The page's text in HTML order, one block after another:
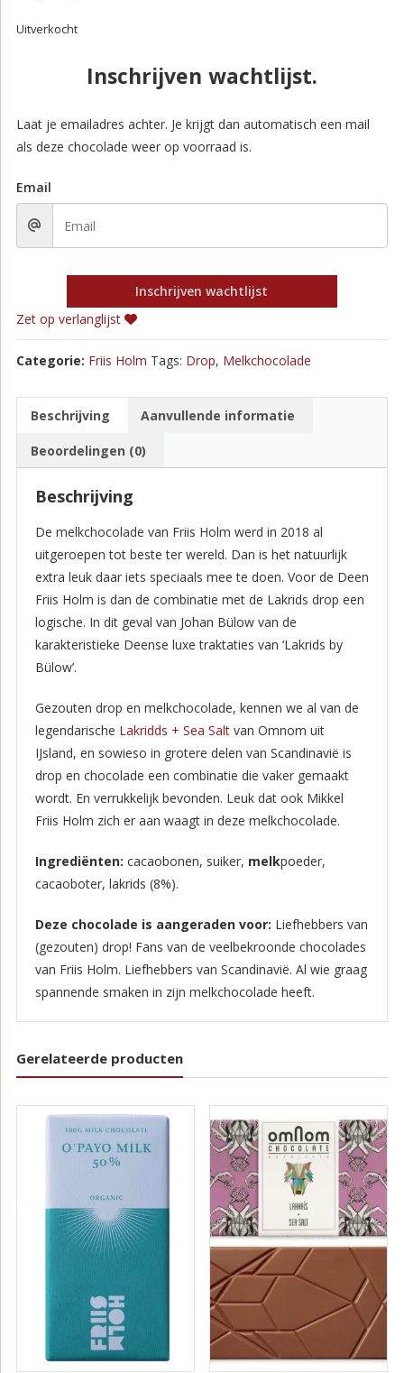
Uitverkocht
Inschrijven wachtlijst.
Laat je emailadres achter. Je krijgt dan automatisch een mail
als deze chocolade weer op voorraad is.
Email
Inschrijven wachtlijst
Zet op verlanglijst
Categorie: Friis Holm Tags: Drop, Melkchocolade
Beschrijving Aanvullende informatie
Beoordelingen (0)
Beschrijving
De melkchocolade van Friis Holm werd in 2018 al
uitgeroepen tot beste ter wereld. Dan is het natuurlijk
extra leuk daar iets speciaals mee te doen. Voor de Deen
Friis Holm is dan de combinatie met de Lakrids drop een
logische. In dit geval van Johan Bülow van de
karakteristieke Deense luxe traktaties van ‘Lakrids by
Bülow’.
Gezouten drop en melkchocolade, kennen we al van de
legendarische Lakridds + Sea Saltvan Omnom uit
IJsland, en sowieso in grotere delen van Scandinavië is
drop en chocolade een combinatie die vaker gemaakt
wordt. En verrukkelijk bevonden. Leuk dat ook Mikkel
Friis Holm zich er aan waagt in deze melkchocolade.
Ingrediënten: cacaobonen, suiker, melkpoeder,
cacaoboter, lakrids (8%).
Deze chocolade is aangeraden voor: Liefhebbers van
(gezouten) drop! Fans van de veelbekroonde chocolades
van Friis Holm. Liefhebbers van Scandinavië. Al wie graag
spannende smaken in zijn melkchocolade heeft.
Gerelateerde producten